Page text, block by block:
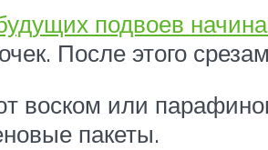
подвоев
После этого
воском или
пакеты.